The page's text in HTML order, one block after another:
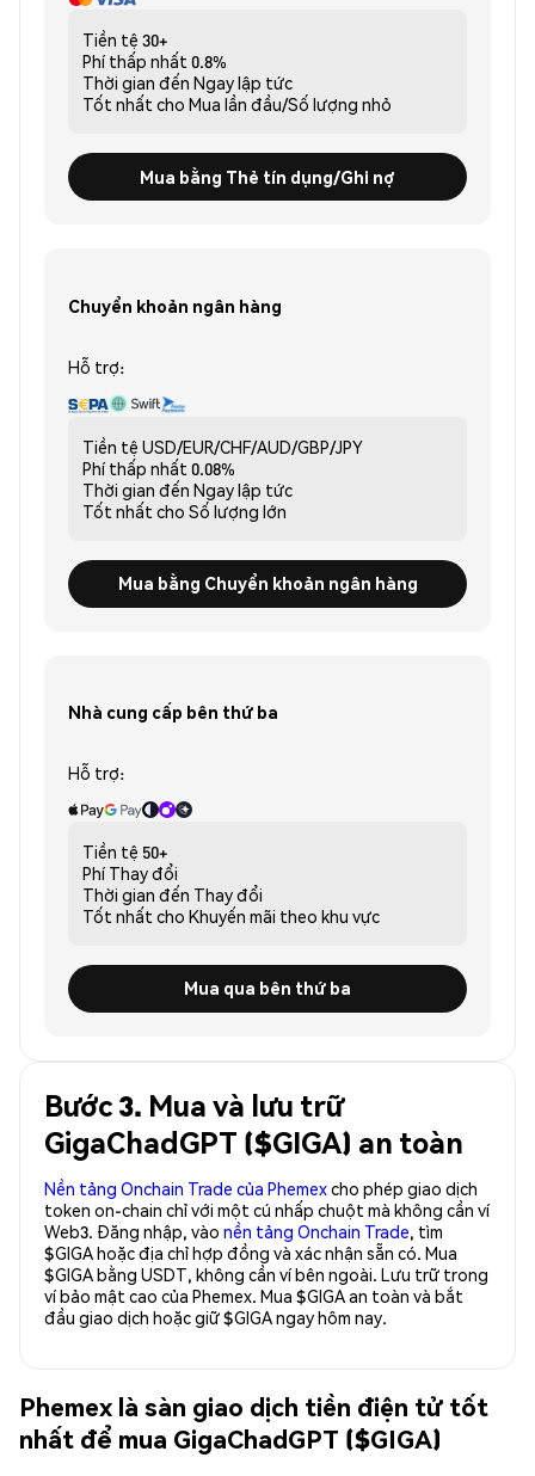
Tiền tệ 30+
Phí thấp nhất 0.8%
Thời gian đến Ngay lập tức
Tốt nhất cho Mua lần đầu/Số lượng nhỏ
Mua bằng Thẻ tín dụng/Ghi nợ
Chuyển khoản ngân hàng
Hỗ trợ:
Tiền tệ USD/EUR/CHF/AUD/GBP/JPY
Phí thấp nhất 0.08%
Thời gian đến Ngay lập tức
Tốt nhất cho Số lượng lớn
Mua bằng Chuyển khoản ngân hàng
Nhà cung cấp bên thứ ba
Hỗ trợ:
Tiền tệ 50+
Phí Thay đổi
Thời gian đến Thay đổi
Tốt nhất cho Khuyến mãi theo khu vực
Mua qua bên thứ ba
Bước 3. Mua và lưu trữ
GigaChadGPT ($GIGA) an toàn
Nền tảng Onchain Trade của Phemexcho phép giao dịch
token on-chain chỉ với một cú nhấp chuột mà không cần ví
Web3. Đăng nhập, vào nền tảng Onchain Trade, tìm
$GIGA hoặc địa chỉ hợp đồng và xác nhận sẵn có. Mua
$GIGA bằng USDT, không cần ví bên ngoài. Lưu trữ trong
ví bảo mật cao của Phemex. Mua $GIGA an toàn và bắt
đầu giao dịch hoặc giữ $GIGA ngay hôm nay.
Phemex là sàn giao dịch tiền điện tử tốt
nhất để mua GigaChadGPT ($GIGA)